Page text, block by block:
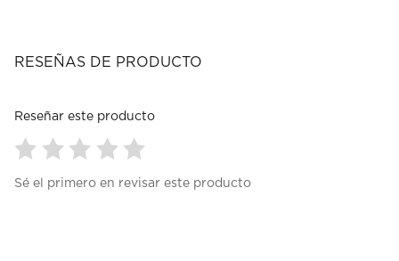
RESEÑAS DE PRODUCTO
Reseñar este producto
paraparaparaparapara
Sé el primero en revisar este producto